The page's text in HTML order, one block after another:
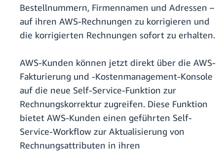
Bestellnummern, Firmennamen und Adressen –
auf ihren AWS-Rechnungen zu korrigieren und
die korrigierten Rechnungen sofort zu erhalten.
AWS-Kunden können jetzt direkt über die AWS-
Fakturierung und -Kostenmanagement-Konsole
auf die neue Self-Service-Funktion zur
Rechnungskorrektur zugreifen. Diese Funktion
bietet AWS-Kunden einen geführten Self-
Service-Workflow zur Aktualisierung von
Rechnungsattributen in ihren